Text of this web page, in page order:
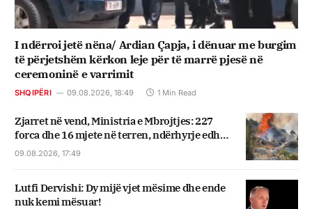
I ndërroi jetë nëna/ Ardian Çapja, i dënuar me burgim
të përjetshëm kërkon leje për të marrë pjesë në
ceremoninë e varrimit
SHQIPËRI 09.08.2026, 18:49 1 Min Read
Zjarret në vend, Ministria e Mbrojtjes: 227
forca dhe 16 mjete në terren, ndërhyrje edhe
nga ajri
09.08.2026, 17:49
Lutfi Dervishi: Dy mijë vjet mësime dhe ende
nuk kemi mësuar!